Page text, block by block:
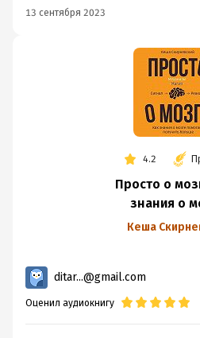
Кто любит хороший,
деталей того, например,
Тем, кто открыт к новому и
нейронные связи узнавая
Ссылка на книгу на сайте
13 сентября 2023
4.2
Просто о
знания о
помогают
Кеша
ditar...@gmail.com
Оценил аудиокнигу